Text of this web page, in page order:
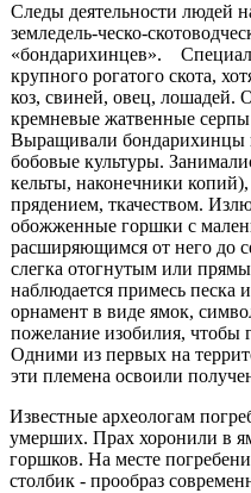
Следы деятельности людей
земледель-ческо-
«бондарихинцев».
крупного рогатого скота,
коз, свиней, овец, лошадей.
кремневые жатвенные
Выращивали бондарихинцы
бобовые культуры.
кельты, наконечники
прядением, ткачеством.
обожженные горшки с
расши­ряющимся от него до
слегка ото­гнутым или
наблюдает­ся примесь песка
орнамент в виде ямок,
пожелание изобилия, чтобы
Одними из первых на
эти племена освоили
Известные археологам
умерших. Прах хоронили в
горшков. На месте
столбик - прообраз